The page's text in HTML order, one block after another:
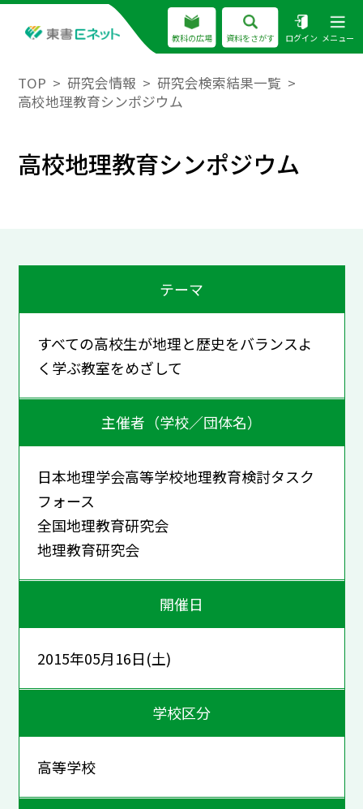
教科の広場 資料をさがす ログイン メニュー
TOP 研究会情報
研究会検索結果一覧
高校地理教育シンポジウム
高校地理教育シンポジウム
テーマ
すべての高校生が地理と歴史をバランスよ
く学ぶ教室をめざして
主催者（学校／団体名）
日本地理学会高等学校地理教育検討タスク
フォース
全国地理教育研究会
地理教育研究会
開催日
2015年05月16日(土)
学校区分
高等学校